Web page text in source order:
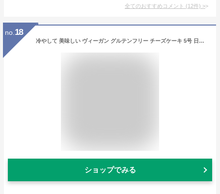
全てのおすすめコメント (12件) >
no. 18
冷やして 美味しい ヴィーガン グルテンフリー チーズケーキ 5号 日付指定 対応 可能 フラワー デコレーション 誕生日ケーキ 有機 ビーガン ローケーキ ロースイーツ 乳製品 不使用 卵 アレルギー対応 お取り寄せ ベジタリアン お祝い
ショップでみる